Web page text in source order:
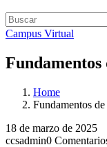
Campus Virtual
Fundamentos
Home
Fundamentos
18 de marzo de 2025
ccsadmin0